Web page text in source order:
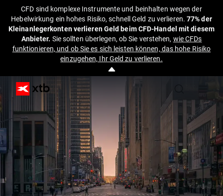
CFD sind komplexe Instrumente und beinhalten wegen der
Hebelwirkung ein hohes Risiko, schnell Geld zu verlieren.77% der
Kleinanlegerkonten verlieren Geld beim CFD-Handel mit diesem
Anbieter. Sie sollten überlegen, ob Sie verstehen, wie CFDs
funktionieren, und ob Sie es sich leisten können, das hohe Risiko
einzugehen, Ihr Geld zu verlieren.